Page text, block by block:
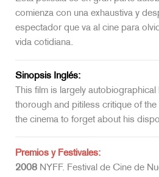
comienza con una exhaustiva y
espectador que va al cine para
vida cotidiana.
Sinopsis Inglés:
This film is largely
thorough and pitiless critique of
the cinema to forget about his
Premios y Festivales:
2008 NYFF. Festival de Cine de